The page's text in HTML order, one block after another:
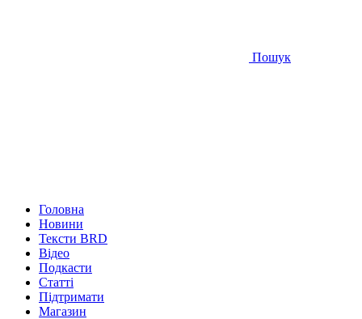
Пошук
Головна
Новини
Тексти BRD
Відео
Подкасти
Статті
Підтримати
Магазин